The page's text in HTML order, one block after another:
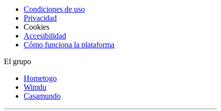
Condiciones de uso
Privacidad
Cookies
Accesibilidad
Cómo funciona la plataforma
El grupo
Hometogo
Wimdu
Casamundo